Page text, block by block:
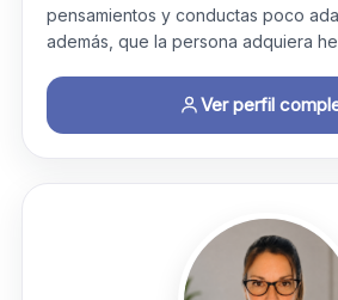
pensamientos y conductas poco
además, que la persona adquiera
Ver perfil